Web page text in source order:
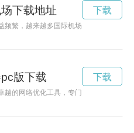
下载地址
频繁，越来越多国际机场不断升级改造
下载
版下载
越的网络优化工具，专门为追求高速网络
下载